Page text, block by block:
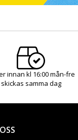
innan kl 16:00 mån-fre
skickas samma dag